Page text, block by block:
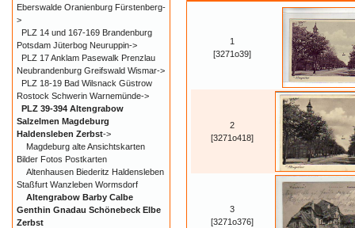
1
[3271o39]
2
[3271o418]
3
[3271o376]
Eberswalde Oranienburg Fürstenberg-
>
PLZ 14 und 167-169 Brandenburg
Potsdam Jüterbog Neuruppin->
PLZ 17 Anklam Pasewalk Prenzlau
Neubrandenburg Greifswald Wismar->
PLZ 18-19 Bad Wilsnack Güstrow
Rostock Schwerin Warnemünde->
PLZ 39-394 Altengrabow
Salzelmen Magdeburg
Haldensleben Zerbst->
Magdeburg alte Ansichtskarten
Bilder Fotos Postkarten
Altenhausen Biederitz Haldensleben
Staßfurt Wanzleben Wormsdorf
Altengrabow Barby Calbe
Genthin Gnadau Schönebeck Elbe
Zerbst